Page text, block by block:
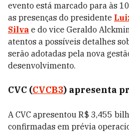
evento está marcado para às
as presenças do presidente
Silva e do vice Geraldo
atentos a possíveis detalhes
serão adotadas pela nova
desenvolvimento.
CVC (CVCB3) apresenta
A CVC apresentou R$ 3,455
confirmadas em prévia